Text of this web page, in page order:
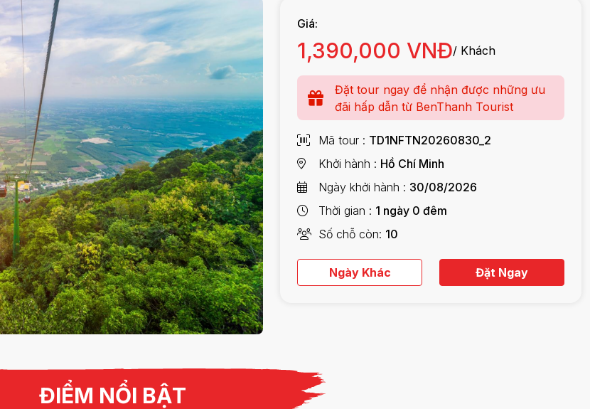
Giá:
1,390,000 VNĐ/ Khách
Đặt tour ngay để nhận được những ưu
đãi hấp dẫn từ BenThanh Tourist
Mã tour
TD1NFTN20260830_2
Khởi hành
Hồ Chí Minh
Ngày khởi hành
30/08/2026
Thời gian
1 ngày 0 đêm
Số chỗ còn 10
Ngày Khác Đặt Ngay
ĐIỂM NỔI BẬT